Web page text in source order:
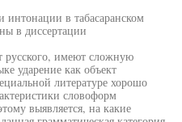
интонации в табасаранском
в диссертации
русского, имеют сложную
ударение как объект
литературе хорошо
словоформ
выявляется, на какие